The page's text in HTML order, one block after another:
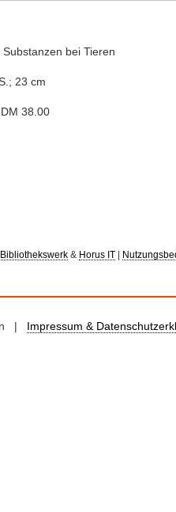
bei Tieren
23 cm
38.00
& Horus IT|
| Impressum &